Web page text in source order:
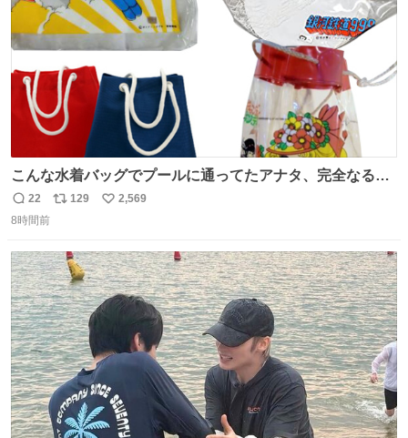
こんな水着バッグでプールに通ってたアナタ、完全なる同
世代（笑） #70年代 #80年代 #昭和レトロ
返
信
22
リ
ト
数
129
い
数
2,569
8時間前